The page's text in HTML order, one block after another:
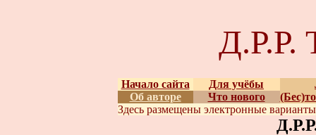
Начало сайта Для учёбы
Об авторе
Что нового
Здесь размещены электронные